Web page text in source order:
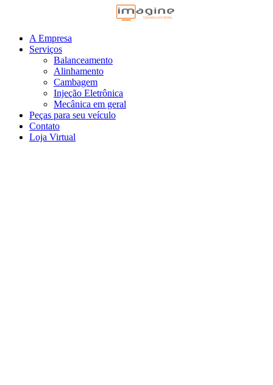
A Empresa
Serviços
Balanceamento
Alinhamento
Cambagem
Injeção Eletrônica
Mecânica em geral
Peças para seu veículo
Contato
Loja Virtual